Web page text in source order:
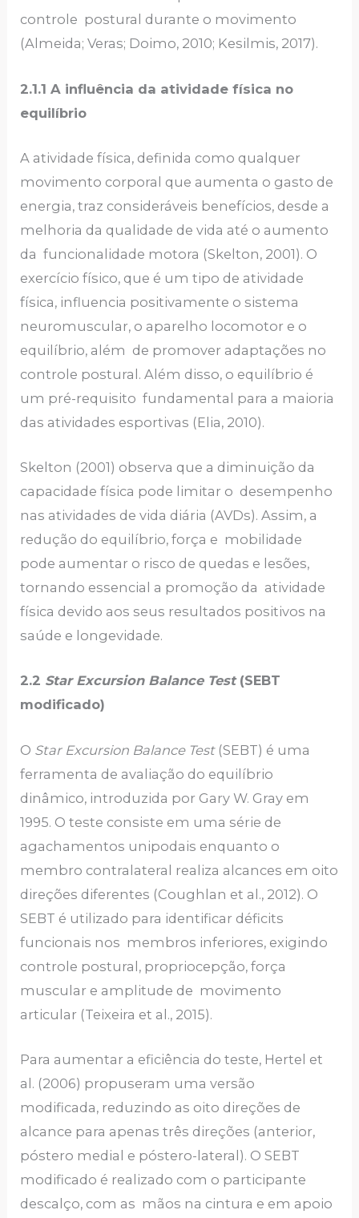
controle postural durante o movimento
(Almeida; Veras; Doimo, 2010; Kesilmis, 2017).
2.1.1 A influência da atividade física no
equilíbrio
A atividade física, definida como qualquer
movimento corporal que aumenta o gasto de
energia, traz consideráveis benefícios, desde a
melhoria da qualidade de vida até o aumento
da funcionalidade motora (Skelton, 2001). O
exercício físico, que é um tipo de atividade
física, influencia positivamente o sistema
neuromuscular, o aparelho locomotor e o
equilíbrio, além de promover adaptações no
controle postural. Além disso, o equilíbrio é
um pré-requisito fundamental para a maioria
das atividades esportivas (Elia, 2010).
Skelton (2001) observa que a diminuição da
capacidade física pode limitar o desempenho
nas atividades de vida diária (AVDs). Assim, a
redução do equilíbrio, força e mobilidade
pode aumentar o risco de quedas e lesões,
tornando essencial a promoção da atividade
física devido aos seus resultados positivos na
saúde e longevidade.
2.2 Star Excursion Balance Test (SEBT
modificado)
O Star Excursion Balance Test (SEBT) é uma
ferramenta de avaliação do equilíbrio
dinâmico, introduzida por Gary W. Gray em
1995. O teste consiste em uma série de
agachamentos unipodais enquanto o
membro contralateral realiza alcances em oito
direções diferentes (Coughlan et al., 2012). O
SEBT é utilizado para identificar déficits
funcionais nos membros inferiores, exigindo
controle postural, propriocepção, força
muscular e amplitude de movimento
articular (Teixeira et al., 2015).
Para aumentar a eficiência do teste, Hertel et
al. (2006) propuseram uma versão
modificada, reduzindo as oito direções de
alcance para apenas três direções (anterior,
póstero medial e póstero-lateral). O SEBT
modificado é realizado com o participante
descalço, com as mãos na cintura e em apoio